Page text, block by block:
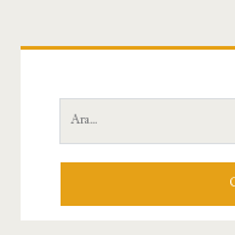
Birincil
Yan
Menü
Ara: